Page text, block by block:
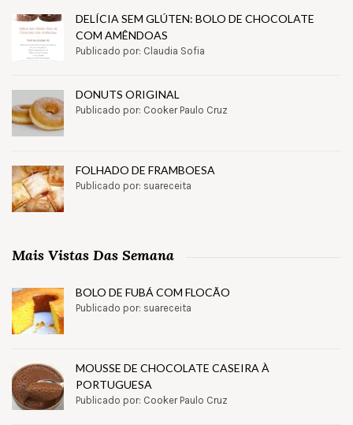
DELÍCIA SEM GLÚTEN: BOLO DE CHOCOLATE
COM AMÊNDOAS
Publicado por: Claudia Sofia
DONUTS ORIGINAL
Publicado por: Cooker Paulo Cruz
FOLHADO DE FRAMBOESA
Publicado por: suareceita
Mais Vistas Das Semana
BOLO DE FUBÁ COM FLOCÃO
Publicado por: suareceita
MOUSSE DE CHOCOLATE CASEIRA À
PORTUGUESA
Publicado por: Cooker Paulo Cruz